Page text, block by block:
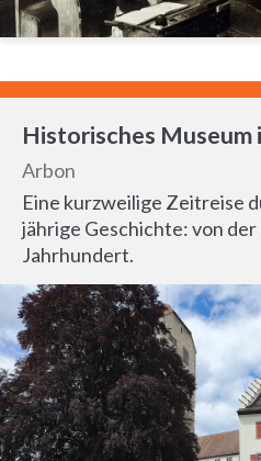
Historisches Museum
Arbon
Eine kurzweilige Zeitreise
jährige Geschichte: von
Jahrhundert.